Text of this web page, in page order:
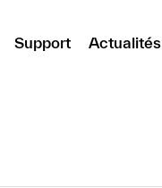
Support Actualités